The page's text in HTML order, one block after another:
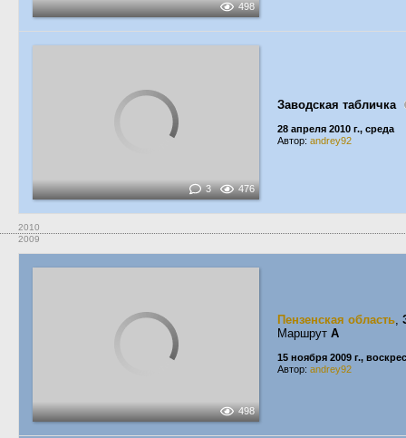
498
3 476
Заводская табличка
28 апреля 2010 г., среда
Автор: andrey92
2010
2009
498
Пензенская область,
Маршрут А
15 ноября 2009 г.,
Автор: andrey92